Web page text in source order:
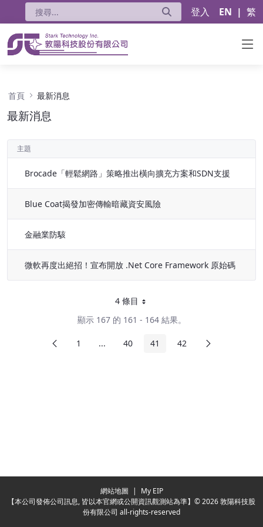
登入 EN | 繁
首頁 最新消息
最新消息
主題
Brocade「輕鬆網路」策略推出橫向擴充方案和SDN支援
Blue Coat揭發加密傳輸暗藏資安風險
金融業防駭
微軟再度出絕招！宣布開放 .Net Core Framework 原始碼
4 條目每頁
顯示 167 的 161 - 164 結果。
前頁 頁面
1 ...中間頁面頁面
40 頁面
41 頁面
42 下頁
網站地圖 |
My EIP
【本公司發佈公司訊息, 皆以本官網或公開資訊觀測站為準】© 2026 敦陽科技股
份有限公司 all-rights-reserved